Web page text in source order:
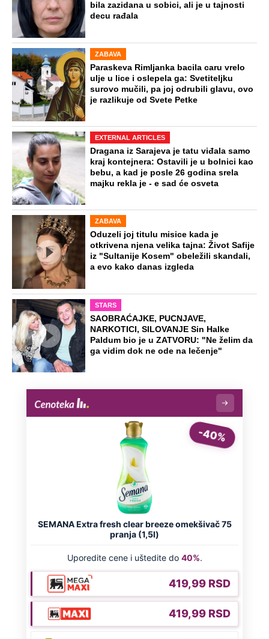
bila zazidana u sobici, ali je u tajnosti
decu rađala
ZABAVA
Paraskeva Rimljanka bacila caru vrelo
ulje u lice i oslepela ga: Svetiteljku
surovo mučili, pa joj odrubili glavu, ovo
je razlikuje od Svete Petke
EXTERNAL ARTICLES
Dragana iz Sarajeva je tatu viđala samo
kraj kontejnera: Ostavili je u bolnici kao
bebu, a kad je posle 26 godina srela
majku rekla je - e sad će osveta
ZABAVA
Oduzeli joj titulu misice kada je
otkrivena njena velika tajna: Život Safije
iz "Sultanije Kosem" obeležili skandali,
a evo kako danas izgleda
STARS
SAOBRAĆAJKE, PUCNJAVE,
NARKOTICI, SILOVANJE Sin Halke
Paldum bio je u ZATVORU: "Ne želim da
ga vidim dok ne ode na lečenje"